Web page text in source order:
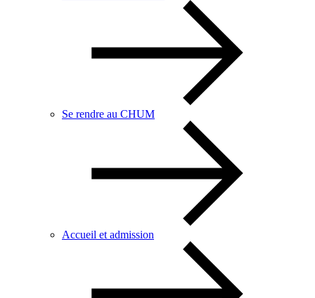
Se rendre au CHUM
Accueil et admission